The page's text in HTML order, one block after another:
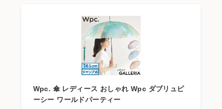
Wpc. 傘 レディース おしゃれ Wpc ダブリュピ
ーシー ワールドパーティー